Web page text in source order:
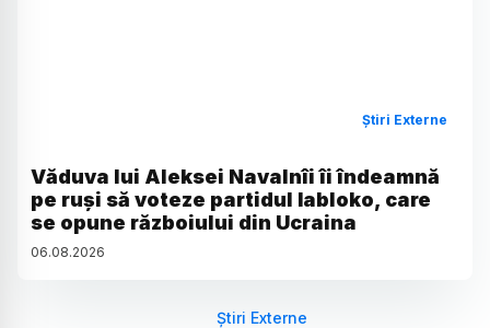
Știri Externe
Văduva lui Aleksei Navalnîi îi îndeamnă
pe ruși să voteze partidul Iabloko, care
se opune războiului din Ucraina
06.08.2026
Știri Externe